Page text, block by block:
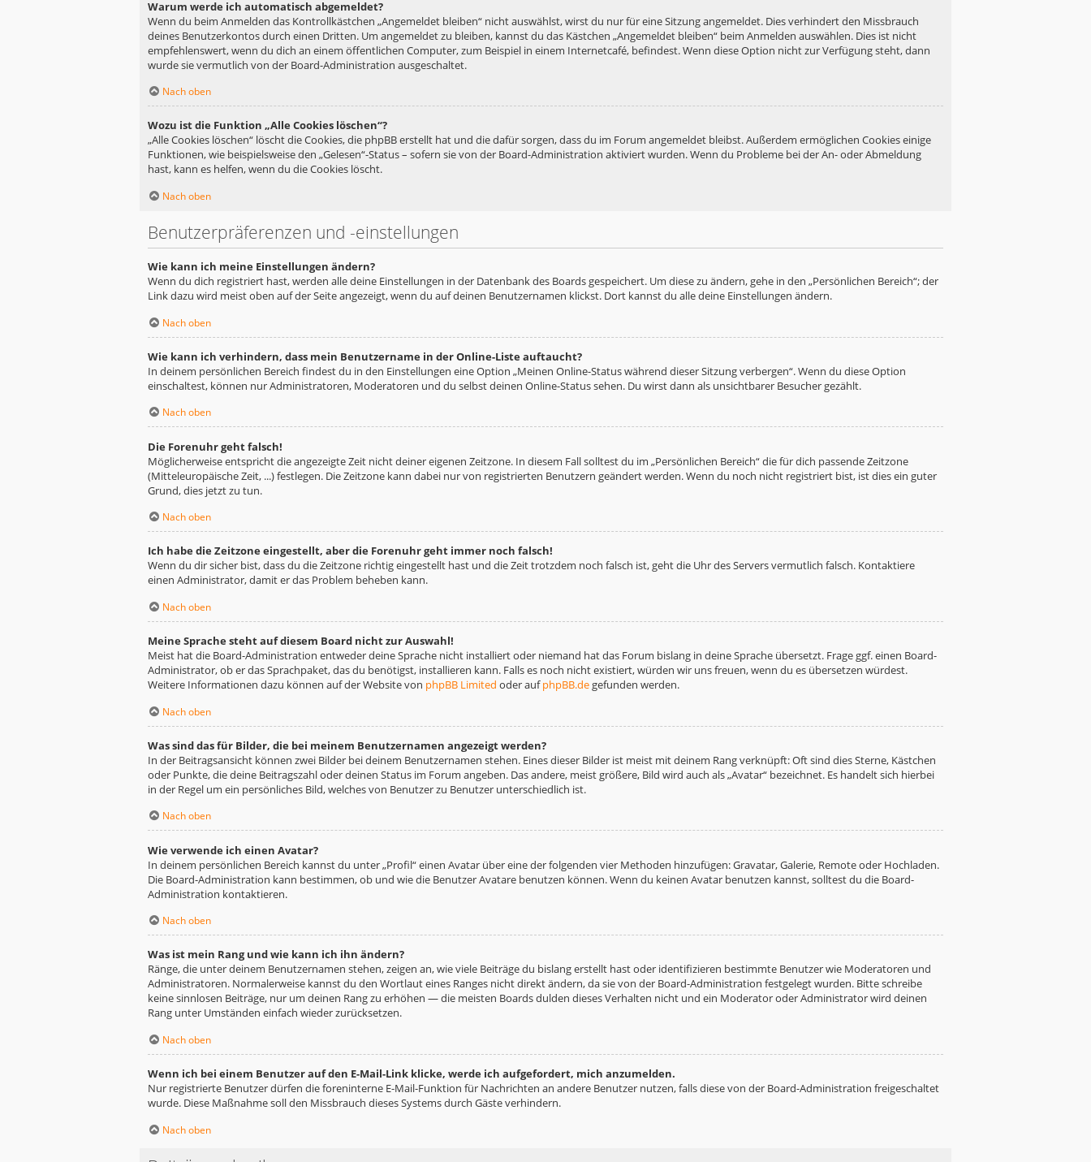
Warum werde ich automatisch abgemeldet?
Wenn du beim Anmelden das Kontrollkästchen „Angemeldet bleiben“ nicht auswählst, wirst du nur für eine Sitzung angemeldet. Dies verhindert den Missbrauch
deines Benutzerkontos durch einen Dritten. Um angemeldet zu bleiben, kannst du das Kästchen „Angemeldet bleiben“ beim Anmelden auswählen. Dies ist nicht
empfehlenswert, wenn du dich an einem öffentlichen Computer, zum Beispiel in einem Internetcafé, befindest. Wenn diese Option nicht zur Verfügung steht, dann
wurde sie vermutlich von der Board-Administration ausgeschaltet.
Nach oben
Wozu ist die Funktion „Alle Cookies löschen“?
„Alle Cookies löschen“ löscht die Cookies, die phpBB erstellt hat und die dafür sorgen, dass du im Forum angemeldet bleibst. Außerdem ermöglichen Cookies einige
Funktionen, wie beispielsweise den „Gelesen“-Status – sofern sie von der Board-Administration aktiviert wurden. Wenn du Probleme bei der An- oder Abmeldung
hast, kann es helfen, wenn du die Cookies löscht.
Nach oben
Benutzerpräferenzen und -einstellungen
Wie kann ich meine Einstellungen ändern?
Wenn du dich registriert hast, werden alle deine Einstellungen in der Datenbank des Boards gespeichert. Um diese zu ändern, gehe in den „Persönlichen Bereich“; der
Link dazu wird meist oben auf der Seite angezeigt, wenn du auf deinen Benutzernamen klickst. Dort kannst du alle deine Einstellungen ändern.
Nach oben
Wie kann ich verhindern, dass mein Benutzername in der Online-Liste auftaucht?
In deinem persönlichen Bereich findest du in den Einstellungen eine Option „Meinen Online-Status während dieser Sitzung verbergen“. Wenn du diese Option
einschaltest, können nur Administratoren, Moderatoren und du selbst deinen Online-Status sehen. Du wirst dann als unsichtbarer Besucher gezählt.
Nach oben
Die Forenuhr geht falsch!
Möglicherweise entspricht die angezeigte Zeit nicht deiner eigenen Zeitzone. In diesem Fall solltest du im „Persönlichen Bereich“ die für dich passende Zeitzone
(Mitteleuropäische Zeit, ...) festlegen. Die Zeitzone kann dabei nur von registrierten Benutzern geändert werden. Wenn du noch nicht registriert bist, ist dies ein guter
Grund, dies jetzt zu tun.
Nach oben
Ich habe die Zeitzone eingestellt, aber die Forenuhr geht immer noch falsch!
Wenn du dir sicher bist, dass du die Zeitzone richtig eingestellt hast und die Zeit trotzdem noch falsch ist, geht die Uhr des Servers vermutlich falsch. Kontaktiere
einen Administrator, damit er das Problem beheben kann.
Nach oben
Meine Sprache steht auf diesem Board nicht zur Auswahl!
Meist hat die Board-Administration entweder deine Sprache nicht installiert oder niemand hat das Forum bislang in deine Sprache übersetzt. Frage ggf. einen Board-
Administrator, ob er das Sprachpaket, das du benötigst, installieren kann. Falls es noch nicht existiert, würden wir uns freuen, wenn du es übersetzen würdest.
Weitere Informationen dazu können auf der Website von phpBB Limited oder aufphpBB.degefunden werden.
Nach oben
Was sind das für Bilder, die bei meinem Benutzernamen angezeigt werden?
In der Beitragsansicht können zwei Bilder bei deinem Benutzernamen stehen. Eines dieser Bilder ist meist mit deinem Rang verknüpft: Oft sind dies Sterne, Kästchen
oder Punkte, die deine Beitragszahl oder deinen Status im Forum angeben. Das andere, meist größere, Bild wird auch als „Avatar“ bezeichnet. Es handelt sich hierbei
in der Regel um ein persönliches Bild, welches von Benutzer zu Benutzer unterschiedlich ist.
Nach oben
Wie verwende ich einen Avatar?
In deinem persönlichen Bereich kannst du unter „Profil“ einen Avatar über eine der folgenden vier Methoden hinzufügen: Gravatar, Galerie, Remote oder Hochladen.
Die Board-Administration kann bestimmen, ob und wie die Benutzer Avatare benutzen können. Wenn du keinen Avatar benutzen kannst, solltest du die Board-
Administration kontaktieren.
Nach oben
Was ist mein Rang und wie kann ich ihn ändern?
Ränge, die unter deinem Benutzernamen stehen, zeigen an, wie viele Beiträge du bislang erstellt hast oder identifizieren bestimmte Benutzer wie Moderatoren und
Administratoren. Normalerweise kannst du den Wortlaut eines Ranges nicht direkt ändern, da sie von der Board-Administration festgelegt wurden. Bitte schreibe
keine sinnlosen Beiträge, nur um deinen Rang zu erhöhen — die meisten Boards dulden dieses Verhalten nicht und ein Moderator oder Administrator wird deinen
Rang unter Umständen einfach wieder zurücksetzen.
Nach oben
Wenn ich bei einem Benutzer auf den E-Mail-Link klicke, werde ich aufgefordert, mich anzumelden.
Nur registrierte Benutzer dürfen die foreninterne E-Mail-Funktion für Nachrichten an andere Benutzer nutzen, falls diese von der Board-Administration freigeschaltet
wurde. Diese Maßnahme soll den Missbrauch dieses Systems durch Gäste verhindern.
Nach oben